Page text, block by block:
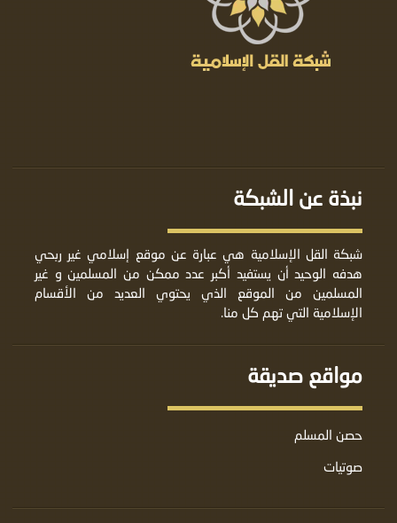
نبذة عن الشبكة
شبكة القل الإسلامية هي عبارة عن موقع إسلامي غير ربحي
هدفه الوحيد أن يستفيد أكبر عدد ممكن من المسلمين و غير
المسلمين من الموقع الذي يحتوي العديد من الأقسام
الإسلامية التي تهم كل منا.
مواقع صديقة
حصن المسلم
صوتيات